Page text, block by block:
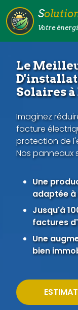
S
Votre
Le
Solaires
Imaginez
facture
protection de
Nos panneaux
Une
adaptée à
Jusqu'à
factures
Une
bien